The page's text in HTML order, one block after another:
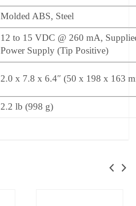
Molded ABS, Steel
12 to 15 VDC @ 260 mA,
Power Supply (Tip Positive)
2.0 x 7.8 x 6.4″ (50 x 198 x 163
2.2 lb (998 g)